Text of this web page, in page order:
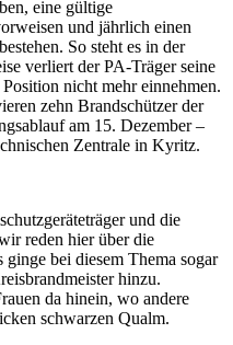
eine gültige
und jährlich einen
So steht es in der
verliert der PA-Träger seine
nicht mehr einnehmen.
zehn Brandschützer der
am 15. Dezember –
Zentrale in Kyritz.
und die
reden hier über die
ginge bei diesem Thema sogar
hinzu.
da hinein, wo andere
schwarzen Qualm.